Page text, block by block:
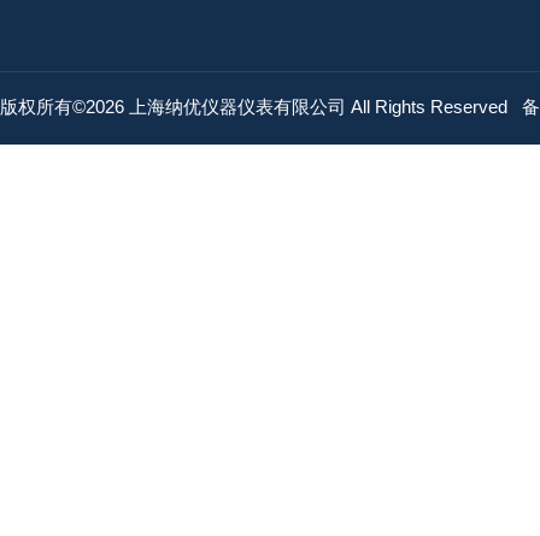
版权所有©2026 上海纳优仪器仪表有限公司 All Rights Reserved